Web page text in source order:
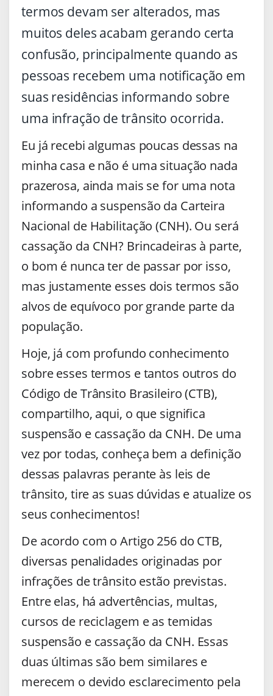
termos devam ser alterados, mas
muitos deles acabam gerando certa
confusão, principalmente quando as
pessoas recebem uma notificação em
suas residências informando sobre
uma infração de trânsito ocorrida.
Eu já recebi algumas poucas dessas na
minha casa e não é uma situação nada
prazerosa, ainda mais se for uma nota
informando a suspensão da Carteira
Nacional de Habilitação (CNH). Ou será
cassação da CNH? Brincadeiras à parte,
o bom é nunca ter de passar por isso,
mas justamente esses dois termos são
alvos de equívoco por grande parte da
população.
Hoje, já com profundo conhecimento
sobre esses termos e tantos outros do
Código de Trânsito Brasileiro (CTB),
compartilho, aqui, o que significa
suspensão e cassação da CNH. De uma
vez por todas, conheça bem a definição
dessas palavras perante às leis de
trânsito, tire as suas dúvidas e atualize os
seus conhecimentos!
De acordo com o Artigo 256 do CTB,
diversas penalidades originadas por
infrações de trânsito estão previstas.
Entre elas, há advertências, multas,
cursos de reciclagem e as temidas
suspensão e cassação da CNH. Essas
duas últimas são bem similares e
merecem o devido esclarecimento pela